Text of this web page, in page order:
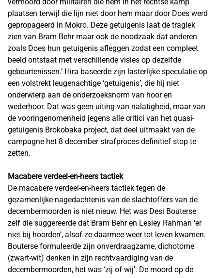
plaatsen terwijl die lijn niet door hem maar door Does werd
gepropageerd in Mokro. Deze getuigenis laat de tragiek
zien van Bram Behr maar ook de noodzaak dat anderen
zoals Does hun getuigenis afleggen zodat een compleet
beeld ontstaat met verschillende visies op dezelfde
gebeurtenissen.’ Hira baseerde zijn lasterlijke speculatie op
een volstrekt leugenachtige ‘getuigenis’, die hij niet
onderwierp aan de onderzoeksnorm van hoor en
wederhoor. Dat was geen uiting van nalatigheid, maar van
de vooringenomenheid jegens alle critici van het quasi-
getuigenis Brokobaka project, dat deel uitmaakt van de
campagne het 8 december strafproces definitief stop te
zetten.
Macabere verdeel-en-heers tactiek
De macabere verdeel-en-heers tactiek tegen de
gezamenlijke nagedachtenis van de slachtoffers van de
decembermoorden is niet nieuw. Het was Desi Bouterse
zelf die suggereerde dat Bram Behr en Lesley Rahman ‘er
niet bij hoorden’, alsof ze daarmee weer tot leven kwamen.
Bouterse formuleerde zijn onverdraagzame, dichotome
(zwart-wit) denken in zijn rechtvaardiging van de
decembermoorden, het was ‘zij of wij’. De moord op de